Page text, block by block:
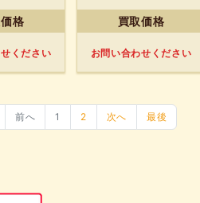
ていただきま
格
ください
ンを買取させていただ
きました！
買取価格
お問い合わせください
前へ 1 2 次へ 最後